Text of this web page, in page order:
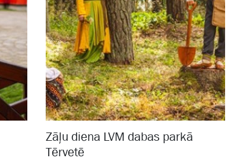
Zāļu diena LVM dabas parkā
Tērvetē